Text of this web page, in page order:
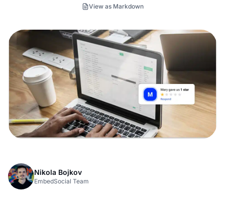
View as Markdown
Nikola Bojkov
EmbedSocial Team